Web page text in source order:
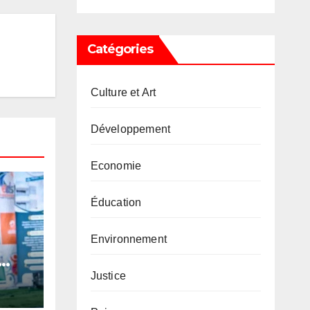
Catégories
Culture et Art
Développement
Economie
Éducation
Environnement
Justice